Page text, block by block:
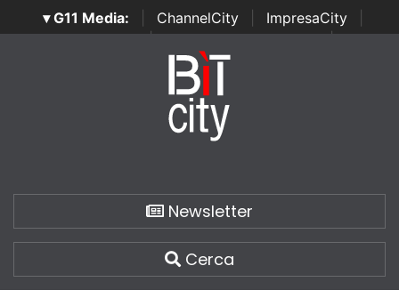
▾ G11 Media: ChannelCity ImpresaCity
SecurityOpenLab | Italian Channel Awards | Italian
Italian Security Awards
Newsletter
Cerca